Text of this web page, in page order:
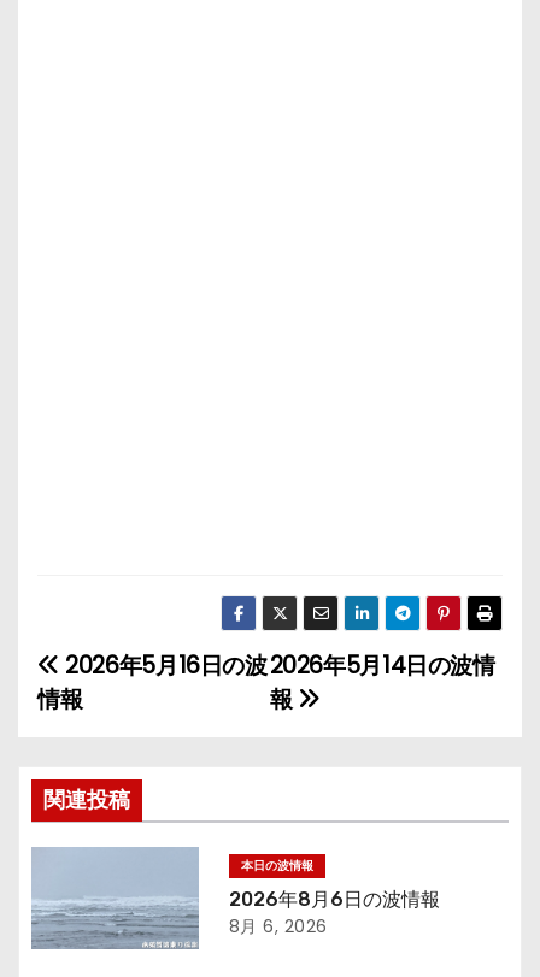
投
稿
ナ
ビ
ー
2026年5月14日の波情
報
2026年5月16日の波
情報
関連投稿
本日の波情報
2026年8月6日の波情報
8月 6, 2026